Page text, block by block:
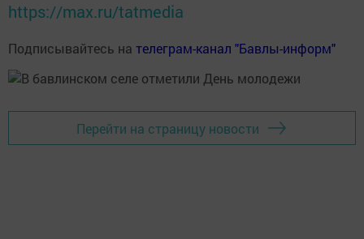
https://max.ru/tatmedia
Подписывайтесь на телеграм-канал "Бавлы-информ"
Перейти на страницу новости